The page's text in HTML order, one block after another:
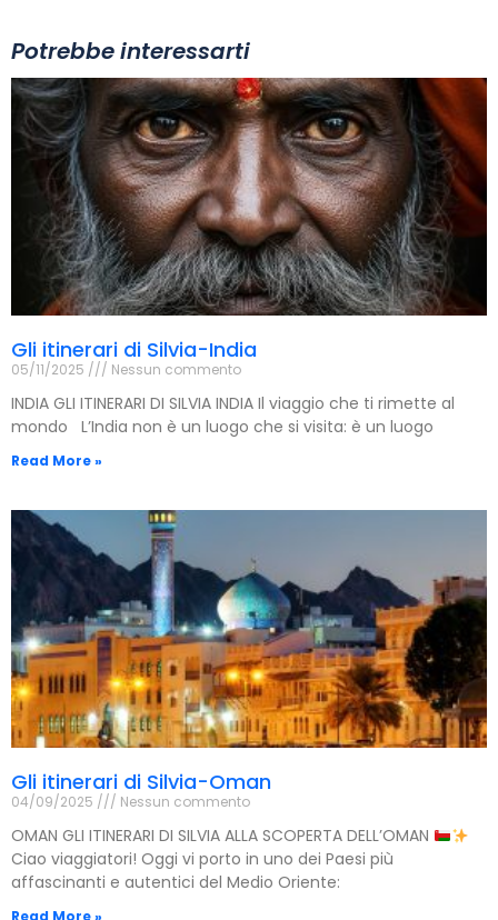
Potrebbe interessarti
Gli itinerari di Silvia-India
05/11/2025 Nessun commento
INDIA GLI ITINERARI DI SILVIA INDIA Il viaggio che ti rimette al
mondo L’India non è un luogo che si visita: è un luogo
Read More »
Gli itinerari di Silvia-Oman
04/09/2025 Nessun commento
OMAN GLI ITINERARI DI SILVIA ALLA SCOPERTA DELL’OMAN
Ciao viaggiatori! Oggi vi porto in uno dei Paesi più
affascinanti e autentici del Medio Oriente: